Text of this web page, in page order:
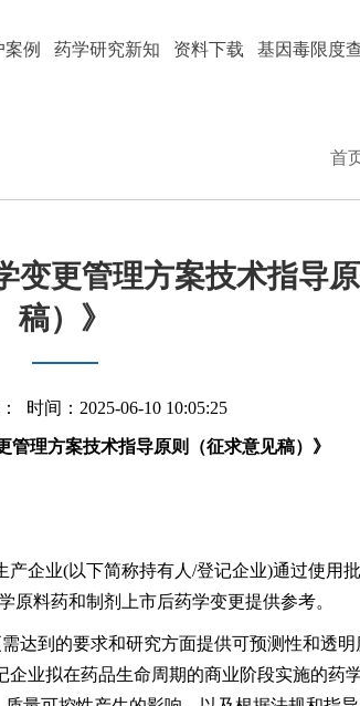
案例 药学研究新知 资料下载 基因毒限度
首
变更管理方案技术指导
稿）》
时间：2025-06-10 10:05:25
管理方案技术指导原则（征求意见稿）》
业(以下简称持有人/登记企业)通过使用批
原料药和制剂上市后药学变更提供参考。
到的要求和研究方面提供可预测性和透明
业拟在药品生命周期的商业阶段实施的药